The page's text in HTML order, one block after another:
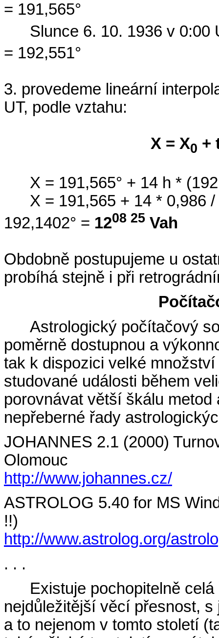
= 191,565°
Slunce 6. 10. 1936 v 0:00
= 192,551°
3. provedeme lineární
UT, podle vztahu:
X = X0 +
X = 191,565° + 14 h *
X = 191,565 + 14 * 0,986
192,1402° = 1208 25 Vah
Obdobně postupujeme u
probíhá stejně i při
Astrologický počítačový
poměrně dostupnou a
tak k dispozici velké
studované události během
porovnávat větší škálu
nepřeberné řady
JOHANNES 2.1 (2000)
Olomouc
http://www.johannes.cz/
ASTROLOG 5.40 for MS
!!)
http://www.astrolog.org/
. . .
Existuje pochopitelně
nejdůležitější věcí přesnost,
a to nejenom v tomto století